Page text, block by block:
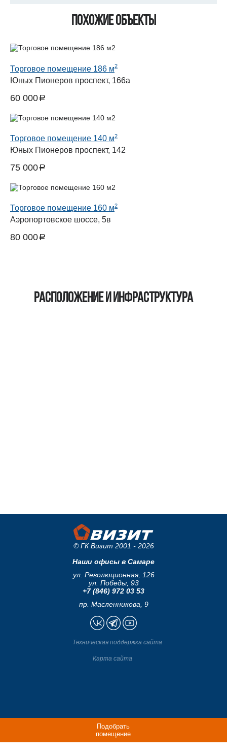
Похожие объекты
Торговое помещение 186 м2
Юных Пионеров проспект, 166а
60 000a
Торговое помещение 140 м2
Юных Пионеров проспект, 142
75 000a
Торговое помещение 160 м2
Аэропортовское шоссе, 5в
80 000a
Расположение и инфраструктура
Подобрать
помещение
© ГК Визит 2001 - 2026
Наши офисы в Самаре
ул. Революционная, 126
ул. Победы, 93
+7 (846) 972 03 53
пр. Масленникова, 9
Техническая поддержка сайта
Карта сайта